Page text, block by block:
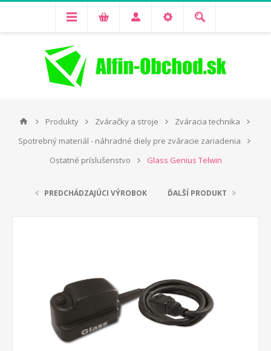
Produkty Zváračky a stroje
Zváracia technika
Spotrebný materiál - náhradné diely pre zváracie zariadenia
Ostatné príslušenstvo
Glass Genius Telwin
PREDCHÁDZAJÚCI VÝROBOK ĎALŠÍ PRODUKT